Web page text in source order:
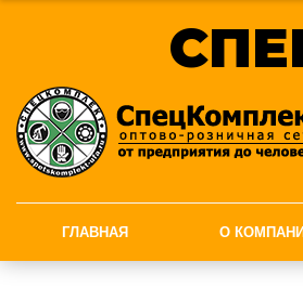
ГЛАВНАЯ О